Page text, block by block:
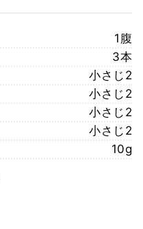
1腹
3本
小さじ2
小さじ2
小さじ2
小さじ2
10g